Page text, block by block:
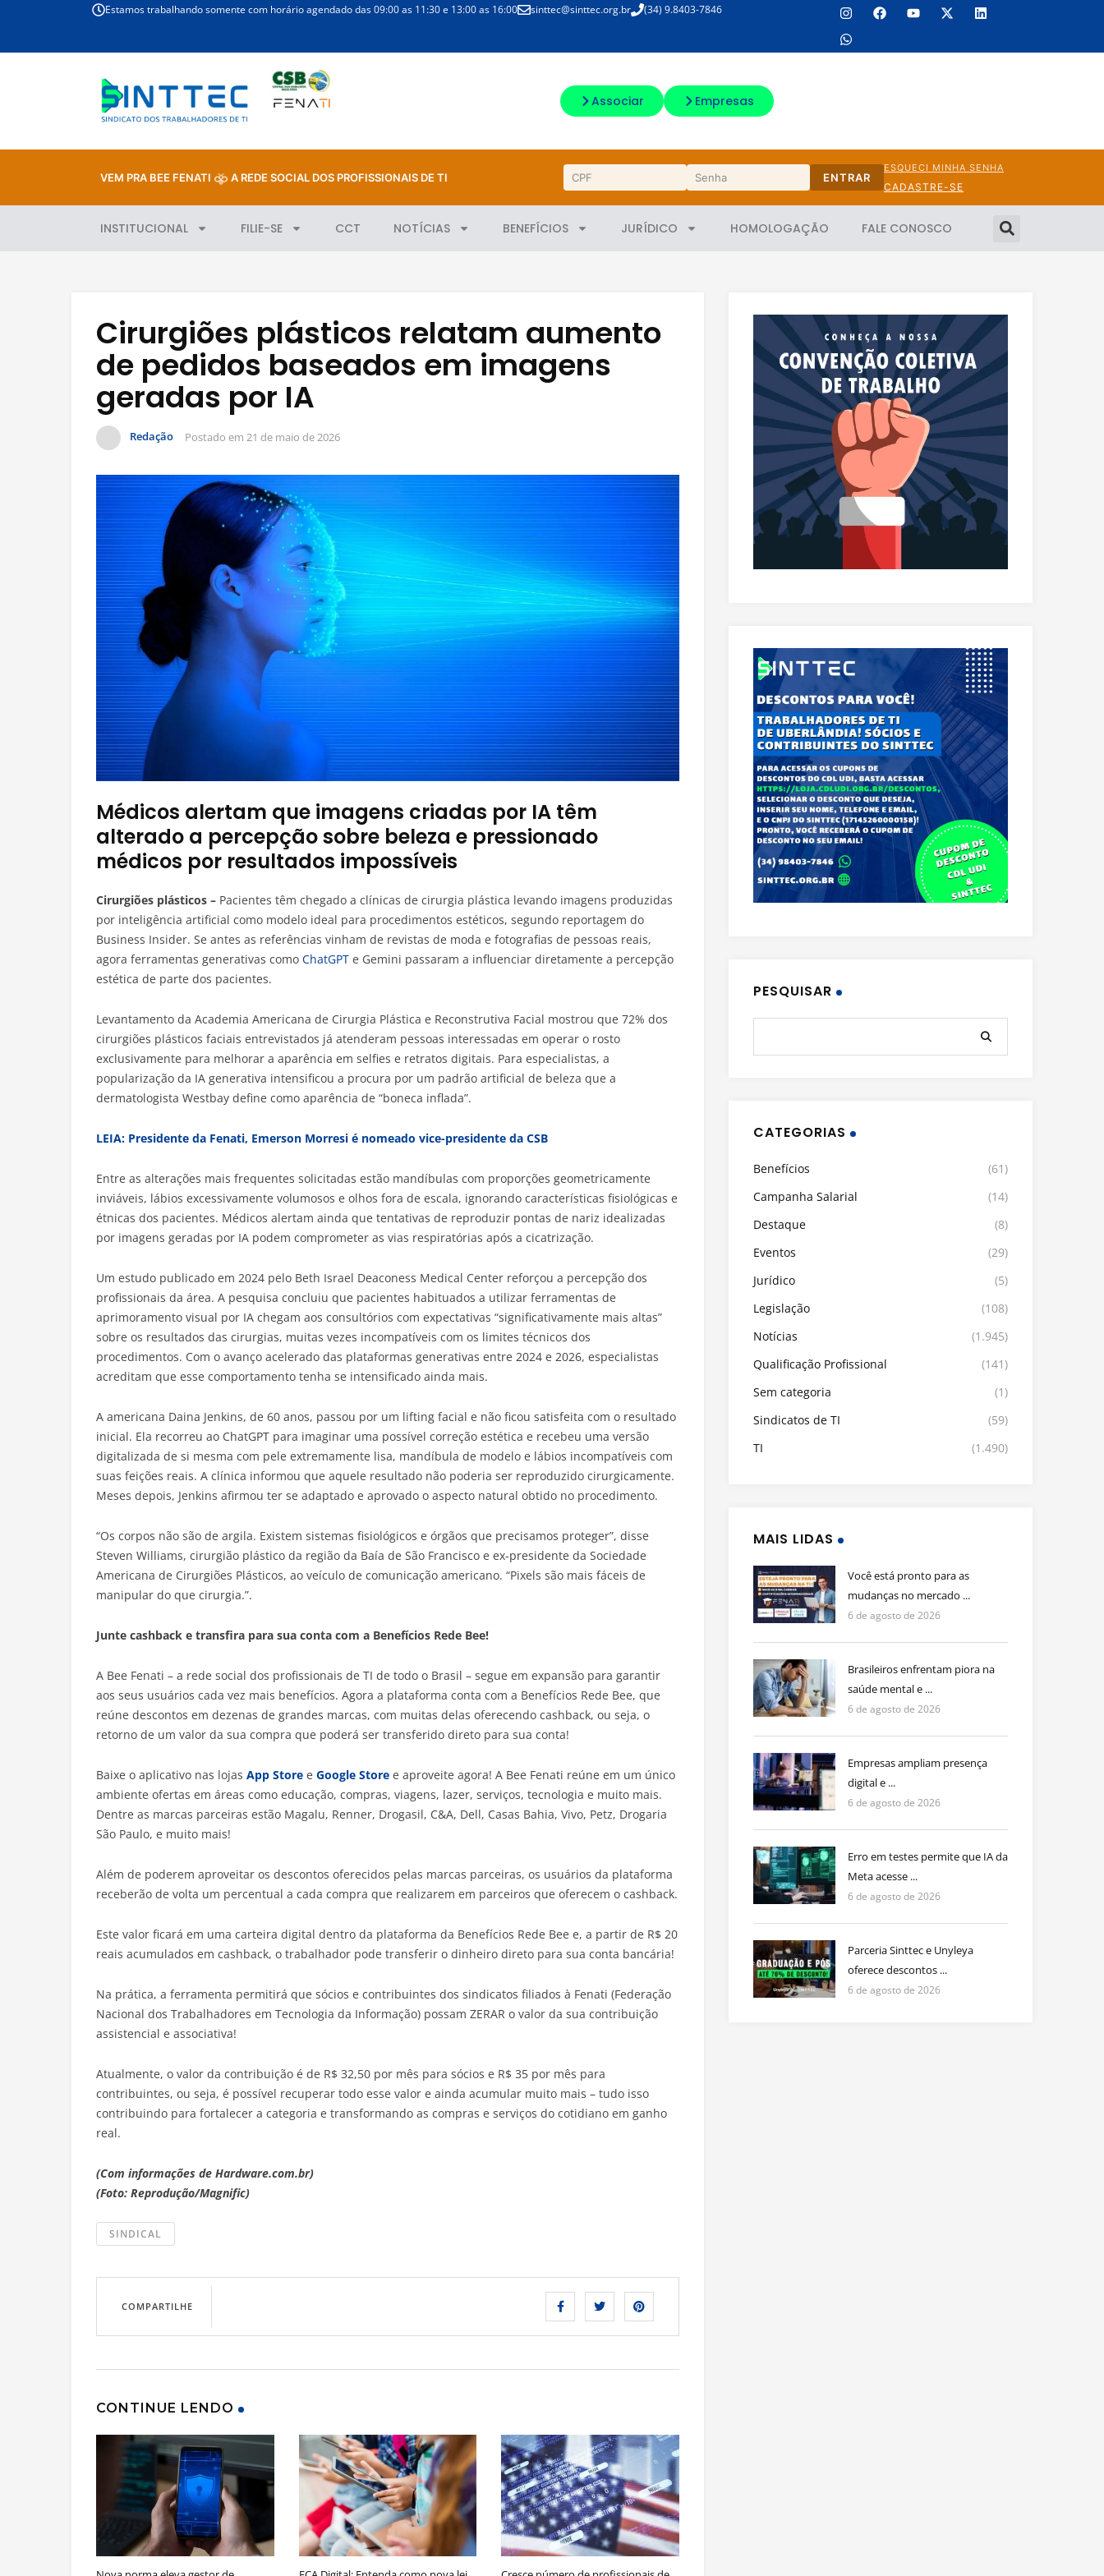
Estamos trabalhando somente com horário agendado das 09:00 as 11:30 e 13:00 as 16:00 sinttec@sinttec.org.br (34) 9.8403-7846
Associar Empresas
VEM PRA BEE FENATI A REDE SOCIAL DOS PROFISSIONAIS DE TI ENTRAR
ESQUECI MINHA SENHA
CADASTRE-SE
INSTITUCIONAL FILIE-SE CCT NOTÍCIAS BENEFÍCIOS JURÍDICO HOMOLOGAÇÃO FALE CONOSCO
Cirurgiões plásticos relatam aumento
de pedidos baseados em imagens
geradas por IA
Redação Postado em 21 de maio de 2026
Médicos alertam que imagens criadas por IA têm
alterado a percepção sobre beleza e pressionado
médicos por resultados impossíveis
Cirurgiões plásticos – Pacientes têm chegado a clínicas de cirurgia plástica levando imagens produzidas
por inteligência artificial como modelo ideal para procedimentos estéticos, segundo reportagem do
Business Insider. Se antes as referências vinham de revistas de moda e fotografias de pessoas reais,
agora ferramentas generativas como ChatGPT e Gemini passaram a influenciar diretamente a percepção
estética de parte dos pacientes.
Levantamento da Academia Americana de Cirurgia Plástica e Reconstrutiva Facial mostrou que 72% dos
cirurgiões plásticos faciais entrevistados já atenderam pessoas interessadas em operar o rosto
exclusivamente para melhorar a aparência em selfies e retratos digitais. Para especialistas, a
popularização da IA generativa intensificou a procura por um padrão artificial de beleza que a
dermatologista Westbay define como aparência de “boneca inflada”.
LEIA: Presidente da Fenati, Emerson Morresi é nomeado vice-presidente da CSB
Entre as alterações mais frequentes solicitadas estão mandíbulas com proporções geometricamente
inviáveis, lábios excessivamente volumosos e olhos fora de escala, ignorando características fisiológicas e
étnicas dos pacientes. Médicos alertam ainda que tentativas de reproduzir pontas de nariz idealizadas
por imagens geradas por IA podem comprometer as vias respiratórias após a cicatrização.
Um estudo publicado em 2024 pelo Beth Israel Deaconess Medical Center reforçou a percepção dos
profissionais da área. A pesquisa concluiu que pacientes habituados a utilizar ferramentas de
aprimoramento visual por IA chegam aos consultórios com expectativas “significativamente mais altas”
sobre os resultados das cirurgias, muitas vezes incompatíveis com os limites técnicos dos
procedimentos. Com o avanço acelerado das plataformas generativas entre 2024 e 2026, especialistas
acreditam que esse comportamento tenha se intensificado ainda mais.
A americana Daina Jenkins, de 60 anos, passou por um lifting facial e não ficou satisfeita com o resultado
inicial. Ela recorreu ao ChatGPT para imaginar uma possível correção estética e recebeu uma versão
digitalizada de si mesma com pele extremamente lisa, mandíbula de modelo e lábios incompatíveis com
suas feições reais. A clínica informou que aquele resultado não poderia ser reproduzido cirurgicamente.
Meses depois, Jenkins afirmou ter se adaptado e aprovado o aspecto natural obtido no procedimento.
“Os corpos não são de argila. Existem sistemas fisiológicos e órgãos que precisamos proteger”, disse
Steven Williams, cirurgião plástico da região da Baía de São Francisco e ex-presidente da Sociedade
Americana de Cirurgiões Plásticos, ao veículo de comunicação americano. “Pixels são mais fáceis de
manipular do que cirurgia.”.
Junte cashback e transfira para sua conta com a Benefícios Rede Bee!
A Bee Fenati – a rede social dos profissionais de TI de todo o Brasil – segue em expansão para garantir
aos seus usuários cada vez mais benefícios. Agora a plataforma conta com a Benefícios Rede Bee, que
reúne descontos em dezenas de grandes marcas, com muitas delas oferecendo cashback, ou seja, o
retorno de um valor da sua compra que poderá ser transferido direto para sua conta!
Baixe o aplicativo nas lojas App Store e Google Store e aproveite agora! A Bee Fenati reúne em um único
ambiente ofertas em áreas como educação, compras, viagens, lazer, serviços, tecnologia e muito mais.
Dentre as marcas parceiras estão Magalu, Renner, Drogasil, C&A, Dell, Casas Bahia, Vivo, Petz, Drogaria
São Paulo, e muito mais!
Além de poderem aproveitar os descontos oferecidos pelas marcas parceiras, os usuários da plataforma
receberão de volta um percentual a cada compra que realizarem em parceiros que oferecem o cashback.
Este valor ficará em uma carteira digital dentro da plataforma da Benefícios Rede Bee e, a partir de R$ 20
reais acumulados em cashback, o trabalhador pode transferir o dinheiro direto para sua conta bancária!
Na prática, a ferramenta permitirá que sócios e contribuintes dos sindicatos filiados à Fenati (Federação
Nacional dos Trabalhadores em Tecnologia da Informação) possam ZERAR o valor da sua contribuição
assistencial e associativa!
Atualmente, o valor da contribuição é de R$ 32,50 por mês para sócios e R$ 35 por mês para
contribuintes, ou seja, é possível recuperar todo esse valor e ainda acumular muito mais – tudo isso
contribuindo para fortalecer a categoria e transformando as compras e serviços do cotidiano em ganho
real.
(Com informações de Hardware.com.br)
(Foto: Reprodução/Magnific)
SINDICAL
COMPARTILHE
CONTINUE LENDO
PESQUISAR
CATEGORIAS
Benefícios
(61)
Campanha Salarial
(14)
Destaque
(8)
Eventos
(29)
Jurídico
(5)
Legislação
(108)
Notícias
(1.945)
Qualificação Profissional
(141)
Sem categoria
(1)
Sindicatos de TI
(59)
TI
(1.490)
MAIS LIDAS
Você está pronto para as
mudanças no mercado ...
6 de agosto de 2026
Brasileiros enfrentam piora na
saúde mental e ...
6 de agosto de 2026
Empresas ampliam presença
digital e ...
6 de agosto de 2026
Erro em testes permite que IA da
Meta acesse ...
6 de agosto de 2026
Parceria Sinttec e Unyleya
oferece descontos ...
6 de agosto de 2026